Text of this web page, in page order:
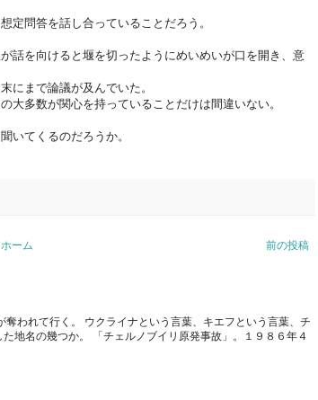
定問答を話し合っていることだろう。
話を向けると堰を切ったようにめいめいが口を開き、意
にまで論議が及んでいた。
大多数が関心を持っていることだけは間違いない。
いてくるのだろうか。
前の投稿
ホーム
われて行く。 ウクライナという言葉、キエフという言葉、チ
地名の幾つか。 「チェルノブイリ原発事故」。１９８６年４